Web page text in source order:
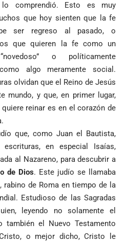
comprendió. Esto es muy
que hoy sienten que la fe
ser regreso al pasado, o
que quieren la fe como un
o políticamente
algo meramente social.
olvidan que el Reino de Jesús
mundo, y que, en primer lugar,
reinar es en el corazón de
que, como Juan el Bautista,
escrituras, en especial Isaías,
al Nazareno, para descubrir a
de Dios. Este judío se llamaba
, rabino de Roma en tiempo de la
Estudioso de las Sagradas
leyendo no solamente el
también el Nuevo Testamento
o mejor dicho, Cristo le